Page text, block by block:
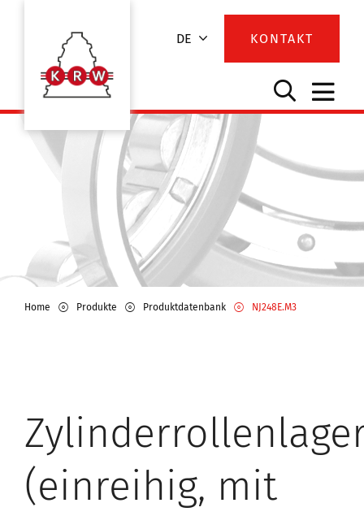
DE KONTAKT
Home Produkte Produktdatenbank NJ248E.M3
(einreihig, mit